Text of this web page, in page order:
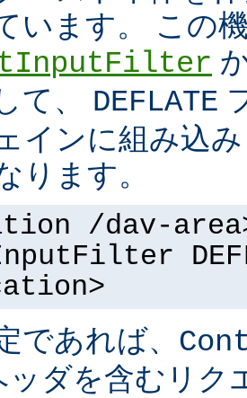
います。 この
て、 DEFLATE
インに組み込
ります。
/dav-
であれば、
ッダを含むリク